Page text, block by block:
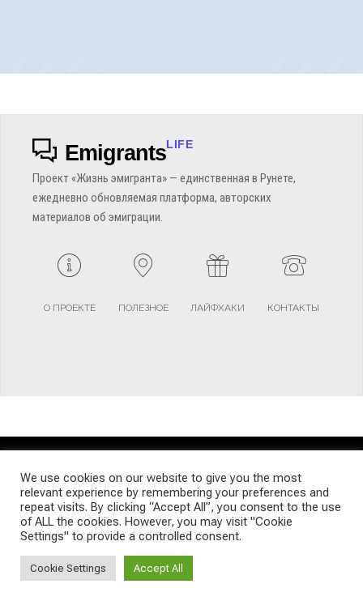
EmigrantsLIFE
Проект «Жизнь эмигранта» — единственная в Рунете,
ежедневно обновляемая платформа, авторских
материалов об эмиграции.
О ПРОЕКТЕ ПОЛЕЗНОЕ ЛАЙФХАКИ КОНТАКТЫ
TERMS AND CONDITIONS PRIVACY POLICY SITEMAP
© Emigrants Life WordPress Theme by TagDiv
We use cookies on our website to give you the most
relevant experience by remembering your preferences and
repeat visits. By clicking “Accept All”, you consent to the use
of ALL the cookies. However, you may visit "Cookie
Settings" to provide a controlled consent.
Cookie Settings Accept All